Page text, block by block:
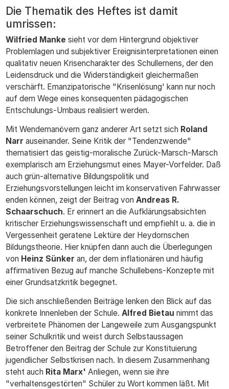
Die Thematik des Heftes ist damit
umrissen:
Wilfried Manke sieht vor dem Hintergrund objektiver
Problemlagen und subjektiver Ereignisinterpretationen einen
qualitativ neuen Krisencharakter des Schullernens, der den
Leidensdruck und die Widerständigkeit gleichermaßen
verschärft. Emanzipatorische "Krisenlösung' kann nur noch
auf dem Wege eines konsequenten pädagogischen
Entschulungs-Umbaus realisiert werden.
Mit Wendemanövern ganz anderer Art setzt sich Roland
Narr auseinander. Seine Kritik der "Tendenzwende"
thematisiert das geistig-moralische Zurück-Marsch-Marsch
exemplarisch am Erziehungsmut eines Mayer-Vorfelder. Daß
auch grün-alternative Bildungspolitik und
Erziehungsvorstellungen leicht im konservativen Fahrwasser
enden können, zeigt der Beitrag von Andreas R.
Schaarschuch. Er erinnert an die Aufklärungsabsichten
kritischer Erziehungswissenschaft und empfiehlt u. a. die in
Vergessenheit geratene Lektüre der Heydornschen
Bildungstheorie. Hier knüpfen dann auch die Überlegungen
von Heinz Sünker an, der dem inflationären und häufig
affirmativen Bezug auf manche Schullebens-Konzepte mit
einer Grundsatzkritik begegnet.
Die sich anschließenden Beiträge lenken den Blick auf das
konkrete Innenleben der Schule. Alfred Bietau nimmt das
verbreitete Phänomen der Langeweile zum Ausgangspunkt
seiner Schulkritik und weist durch Selbstaussagen
Betroffener den Beitrag der Schule zur Konstituierung
jugendlicher Selbstkrisen nach. In diesem Zusammenhang
steht auch Rita Marx' Anliegen, wenn sie ihre
"verhaltensgestörten" Schüler zu Wort kommen läßt. Mit